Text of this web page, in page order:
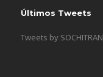
Últimos Tweets
Tweets by SOCHITRAN